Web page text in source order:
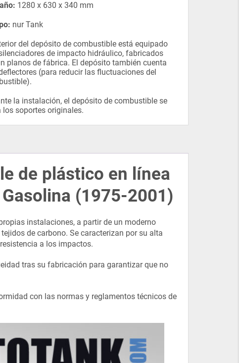
1280 x 630 x 340 mm
nur Tank
del depósito de combustible está equipado
de impacto hidráulico, fabricados
planos de fábrica. El depósito también cuenta
(para reducir las fluctuaciones del
la instalación, el depósito de combustible se
los soportes originales.
de plástico en línea
(1975-2001)
instalaciones, a partir de un moderno
de carbono. Se caracterizan por su alta
a los impactos.
tras su fabricación para garantizar que no
con las normas y reglamentos técnicos de